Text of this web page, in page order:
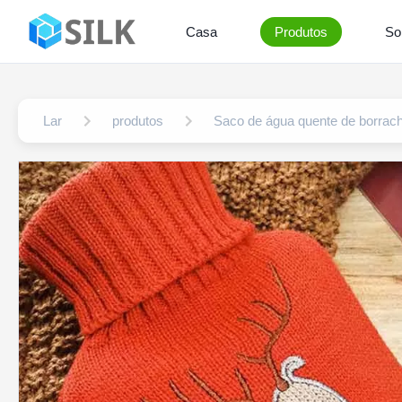
Casa Produtos
Lar produtos Saco de água quente de